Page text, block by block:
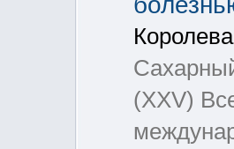
(XXV)